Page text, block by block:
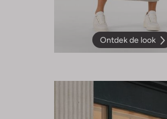
Ontdek de look